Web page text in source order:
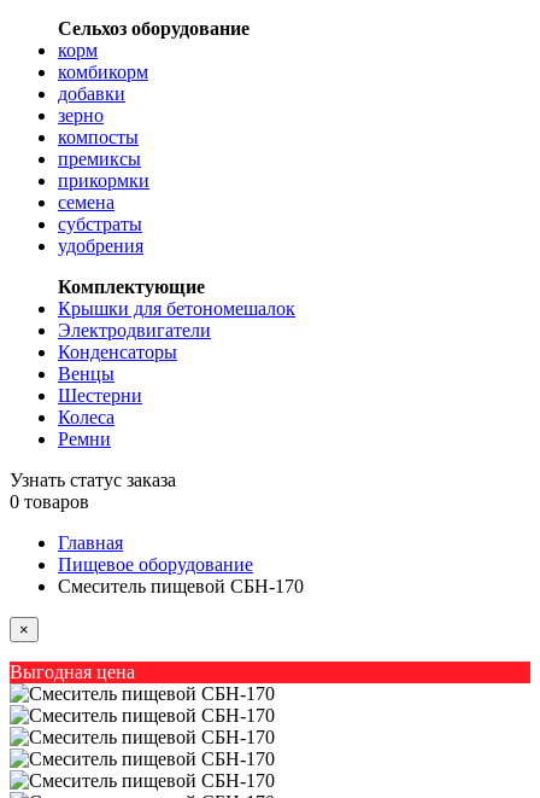
Сельхоз оборудование
корм
комбикорм
добавки
зерно
компосты
премиксы
прикормки
семена
субстраты
удобрения
Комплектующие
Крышки для бетономешалок
Электродвигатели
Конденсаторы
Венцы
Шестерни
Колеса
Ремни
Узнать статус заказа
0 товаров
Главная
Пищевое оборудование
Смеситель пищевой СБН-170
×
Выгодная цена